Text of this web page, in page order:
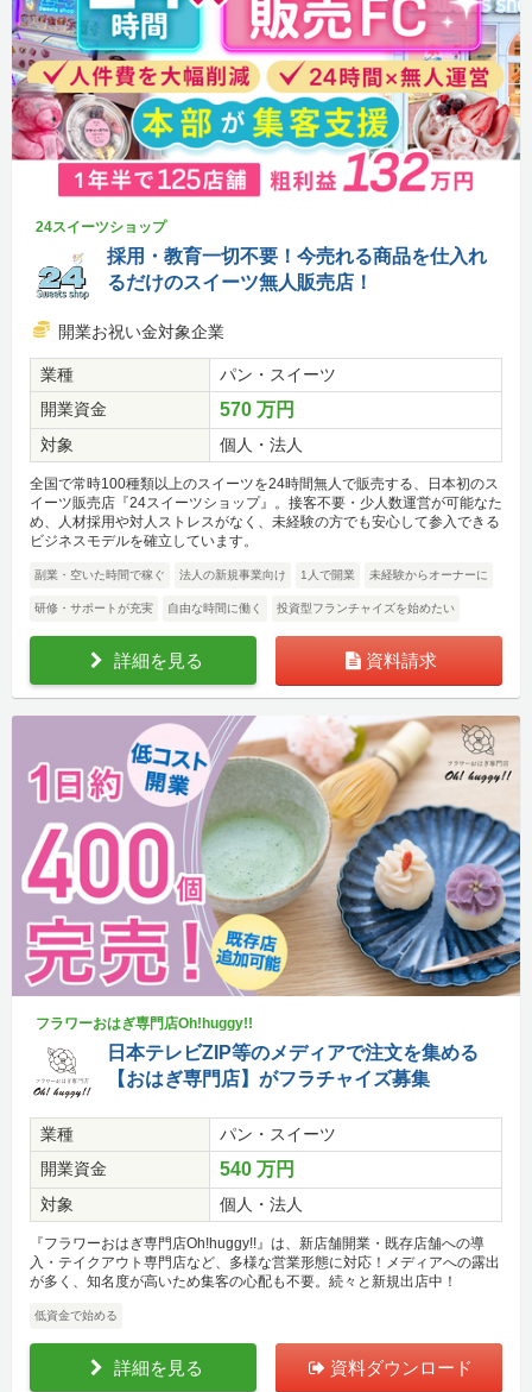
24スイーツショップ
採用・教育一切不要！今売れる商品を仕入れ
るだけのスイーツ無人販売店！
開業お祝い金対象企業
業種
パン・スイーツ
開業資金
570 万円
対象 個人・法人
全国で常時100種類以上のスイーツを24時間無人で販売する、日本初のス
イーツ販売店『24スイーツショップ』。接客不要・少人数運営が可能なた
め、人材採用や対人ストレスがなく、未経験の方でも安心して参入できる
ビジネスモデルを確立しています。
副業・空いた時間で稼ぐ 法人の新規事業向け 1人で開業 未経験からオーナーに
研修・サポートが充実 自由な時間に働く 投資型フランチャイズを始めたい
詳細を見る 資料請求
フラワーおはぎ専門店Oh!huggy!!
日本テレビZIP等のメディアで注文を集める
【おはぎ専門店】がフラチャイズ募集
業種
パン・スイーツ
開業資金
540 万円
対象 個人・法人
『フラワーおはぎ専門店Oh!huggy!!』は、新店舗開業・既存店舗への導
入・テイクアウト専門店など、多様な営業形態に対応！メディアへの露出
が多く、知名度が高いため集客の心配も不要。続々と新規出店中！
低資金で始める
詳細を見る 資料ダウンロード